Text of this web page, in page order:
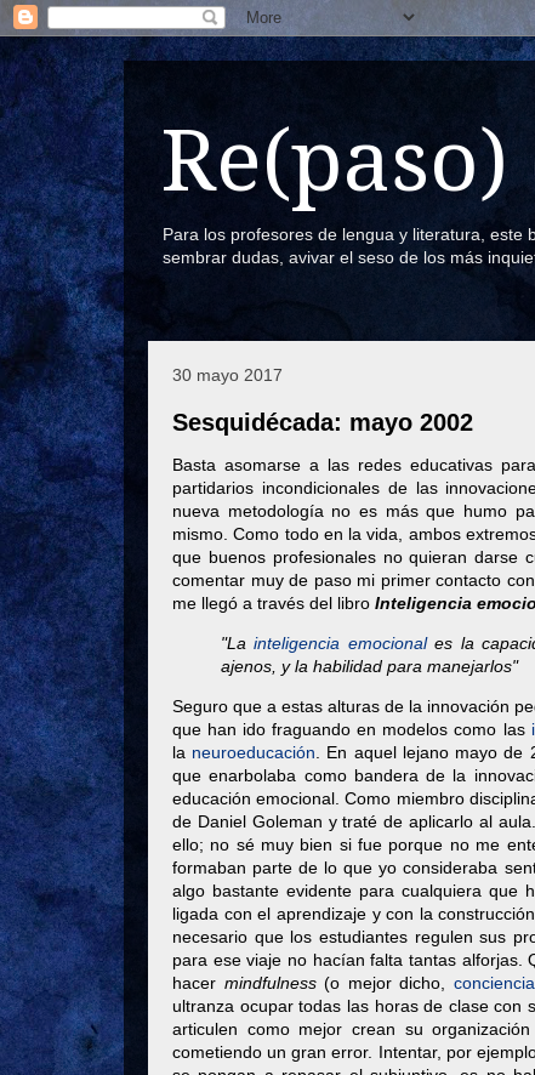
Para los profesores de lengua y literatura, este
sembrar dudas, avivar el seso de los más
30 mayo 2017
Sesquidécada: mayo 2002
Basta asomarse a las redes educativas
partidarios incondicionales de las
nueva metodología no es más que humo
mismo. Como todo en la vida, ambos
que buenos profesionales no quieran darse
comentar muy de paso mi primer contacto
me llegó a través del libro Inteligencia
"Lainteligencia emocionales la
ajenos, y la habilidad para manejarlos"
Seguro que a estas alturas de la innovación
que han ido fraguando en modelos como las
la neuroeducación . En aquel lejano mayo
que enarbolaba como bandera de la
educación emocional. Como miembro
de Daniel Goleman y traté de aplicarlo al
ello; no sé muy bien si fue porque no me
formaban parte de lo que yo consideraba
algo bastante evidente para cualquiera que
ligada con el aprendizaje y con la
necesario que los estudiantes regulen sus
para ese viaje no hacían falta tantas alforjas.
hacer mindfulness(o mejor dicho,
ultranza ocupar todas las horas de clase con
articulen como mejor crean su
cometiendo un gran error. Intentar, por